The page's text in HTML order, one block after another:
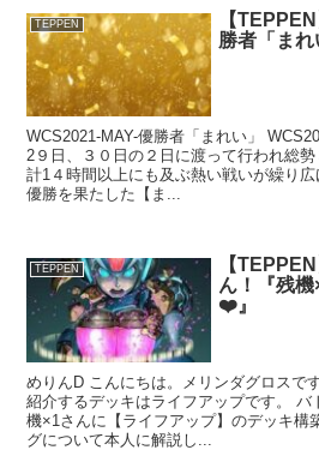
TEPPEN
【
勝者「まれ
WCS2021-MAY-優勝者「まれい」
2９日、３０日の２日に渡って行われ総
計1４時間以上にも及ぶ熱い戦いが繰り
優勝を果たした【ま...
TEPPEN
【
ん！『残
❤️』
めりんD こんにちは。メリンダグロスで
紹介するデッキはライフアップです。 バ
機×1さんに【ライフアップ】のデッキ構
グについて本人に解説し...